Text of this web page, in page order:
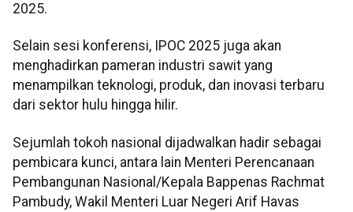
2025.
Selain sesi konferensi, IPOC 2025 juga akan
menghadirkan pameran industri sawit yang
menampilkan teknologi, produk, dan inovasi terbaru
dari sektor hulu hingga hilir.
Sejumlah tokoh nasional dijadwalkan hadir sebagai
pembicara kunci, antara lain Menteri Perencanaan
Pembangunan Nasional/Kepala Bappenas Rachmat
Pambudy, Wakil Menteri Luar Negeri Arif Havas